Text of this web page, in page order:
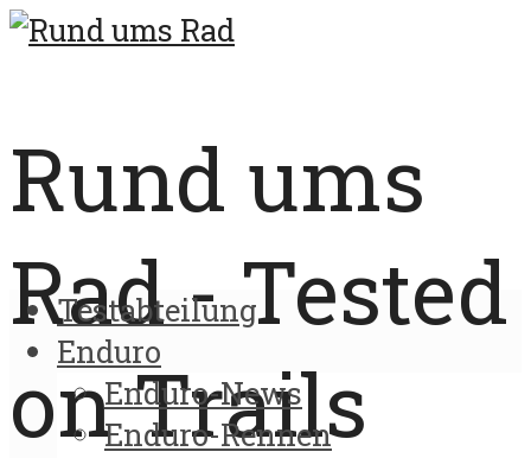
Rund ums
Rad - Tested
on Trails
Testabteilung
Enduro
Enduro-News
Enduro-Rennen